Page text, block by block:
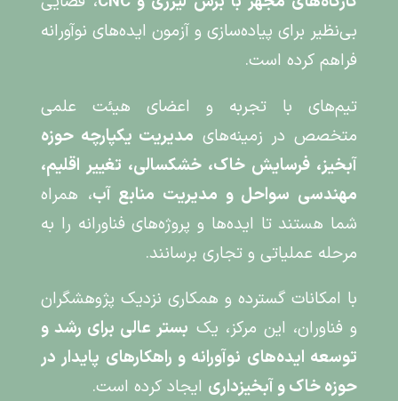
بی‌نظیر برای پیاده‌سازی و آزمون ایده‌های نوآورانه
فراهم کرده است.
تیم‌های با تجربه و اعضای هیئت علمی
متخصص در زمینه‌های مدیریت یکپارچه حوزه
آبخیز، فرسایش خاک، خشکسالی، تغییر اقلیم،
مهندسی سواحل و مدیریت منابع آب، همراه
شما هستند تا ایده‌ها و پروژه‌های فناورانه را به
مرحله عملیاتی و تجاری برسانند.
با امکانات گسترده و همکاری نزدیک پژوهشگران
و فناوران، این مرکز، یک بستر عالی برای رشد و
توسعه ایده‌های نوآورانه و راهکارهای پایدار در
حوزه خاک و آبخیزداری ایجاد کرده است.